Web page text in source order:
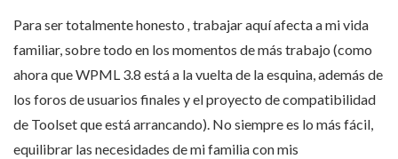
Para ser totalmente honesto , trabajar aquí afecta a mi vida
familiar, sobre todo en los momentos de más trabajo (como
ahora que WPML 3.8 está a la vuelta de la esquina, además de
los foros de usuarios finales y el proyecto de compatibilidad
de Toolset que está arrancando). No siempre es lo más fácil,
equilibrar las necesidades de mi familia con mis